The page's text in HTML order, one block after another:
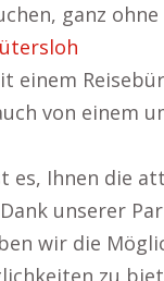
ganz
einem
von einem
es, Ihnen die
unserer
wir die
zu